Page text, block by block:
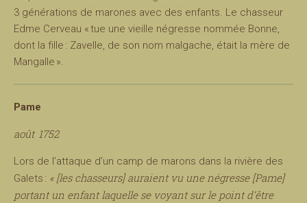
3 générations de marones avec des enfants. Le chasseur
Edme Cerveau « tue une vieille négresse nommée Bonne,
dont la fille : Zavelle, de son nom malgache, était la mère de
Mangalle ».
Pame
août 1752
Lors de l’attaque d’un camp de marons dans la rivière des
Galets : « [les chasseurs] auraient vu une négresse [Pame]
portant un enfant laquelle se voyant sur le point d’être